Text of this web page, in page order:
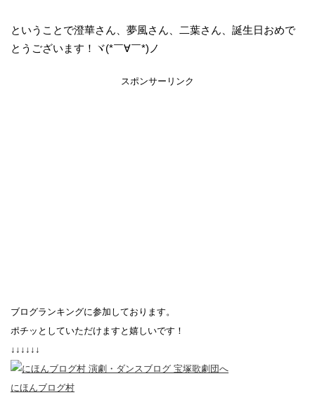
ということで澄華さん、夢風さん、二葉さん、誕生日おめで
とうございます！ヾ(*￣∀￣*)ノ
スポンサーリンク
ブログランキングに参加しております。
ポチッとしていただけますと嬉しいです！
↓↓↓↓↓↓
にほんブログ村